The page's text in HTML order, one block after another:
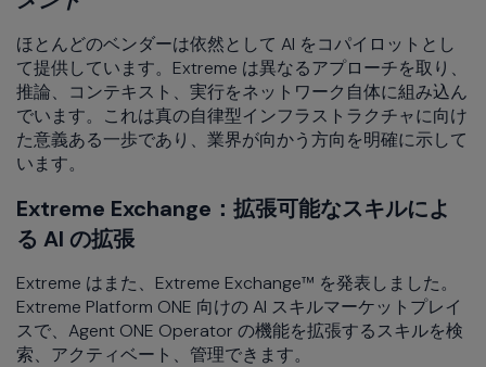
ほとんどのベンダーは依然として AI をコパイロットとし
て提供しています。Extreme は異なるアプローチを取り、
推論、コンテキスト、実行をネットワーク自体に組み込ん
でいます。これは真の自律型インフラストラクチャに向け
た意義ある一歩であり、業界が向かう方向を明確に示して
います。
Extreme Exchange：拡張可能なスキルによ
る AI の拡張
Extreme はまた、Extreme Exchange™ を発表しました。
Extreme Platform ONE 向けの AI スキルマーケットプレイ
スで、Agent ONE Operator の機能を拡張するスキルを検
索、アクティベート、管理できます。